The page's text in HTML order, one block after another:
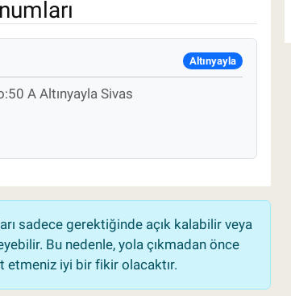
Altınyayla
A Altınyayla Sivas
sadece gerektiğinde açık kalabilir veya
Bu nedenle, yola çıkmadan önce
etmeniz iyi bir fikir olacaktır.